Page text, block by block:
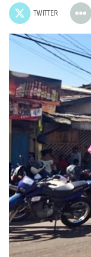
TWITTER